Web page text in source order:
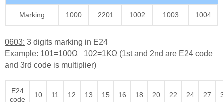
Marking 1000 2201 1002 1003 1004
0603: 3 digits marking in E24
Example: 101=100Ω 102=1KΩ (1st and 2nd are E24 code
and 3rd code is multiplier)
E24
code
10 11 12 13 15 16 18 20 22 24 27